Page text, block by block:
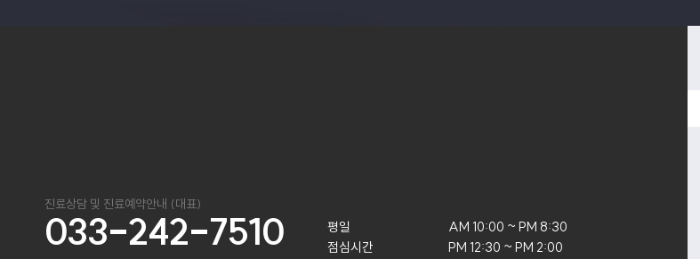
진료상담 및 진료예약안내 (대표)
033-242-7510
평일
점심시간
AM 10:00 ~ PM 8:30
PM 12:30 ~ PM 2:00